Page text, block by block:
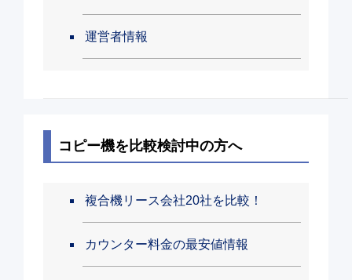
運営者情報
コピー機を比較検討中の方へ
複合機リース会社20社を比較！
カウンター料金の最安値情報